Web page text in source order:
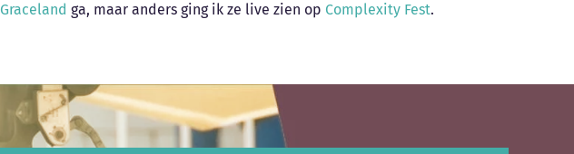
Graceland ga, maar anders ging ik ze live zien op Complexity Fest.